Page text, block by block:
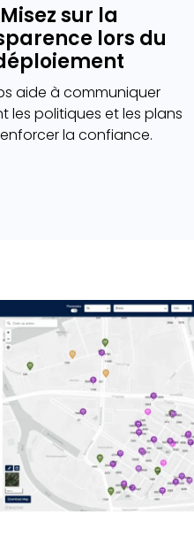
Misez sur la
lors du
aide à communiquer
les politiques et les plans
la confiance.